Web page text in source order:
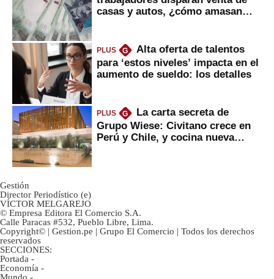
casas y autos, ¿cómo amasan
PLUS G
Alta oferta de talentos
para ‘estos niveles’ impacta en el
aumento de sueldo: los detalles
PLUS G
La carta secreta de
Grupo Wiese: Civitano crece en
Perú y Chile, y cocina nueva
Gestión
Director Periodístico (e)
VÍCTOR MELGAREJO
© Empresa Editora El Comercio S.A.
Calle Paracas #532, Pueblo Libre, Lima.
Copyright© | Gestion.pe | Grupo El Comercio | Todos los derechos
reservados
SECCIONES:
Portada -
Economía -